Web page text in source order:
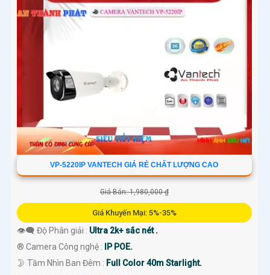
VP-5220IP VANTECH GIÁ RẺ CHẤT LƯỢNG CAO
Giá Bán: 1,980,000 ₫
Giá Khuyến Mại: 5%-35%
👁️‍🗨 Độ Phân giải : Ultra 2k+ sắc nét .
®️ Camera Công nghệ :
IP POE.
🌛 Tầm Nhìn Ban Đêm : Full Color 40m Starlight.